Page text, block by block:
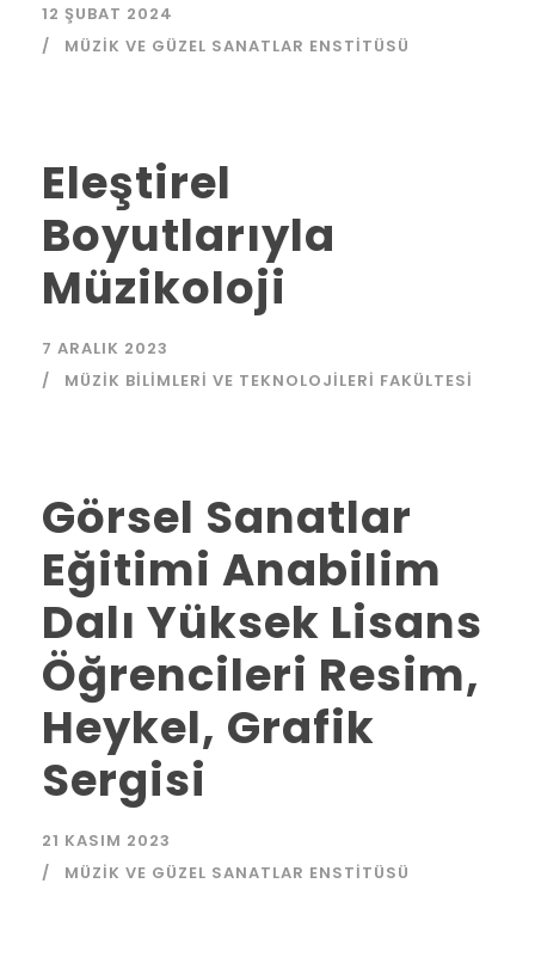
12 ŞUBAT 2024
MÜZIK VE GÜZEL SANATLAR ENSTITÜSÜ
Eleştirel
Boyutlarıyla
Müzikoloji
7 ARALIK 2023
MÜZIK BILIMLERI VE TEKNOLOJILERI FAKÜLTESI
Görsel Sanatlar
Eğitimi Anabilim
Dalı Yüksek Lisans
Öğrencileri Resim,
Heykel, Grafik
Sergisi
21 KASIM 2023
MÜZIK VE GÜZEL SANATLAR ENSTITÜSÜ